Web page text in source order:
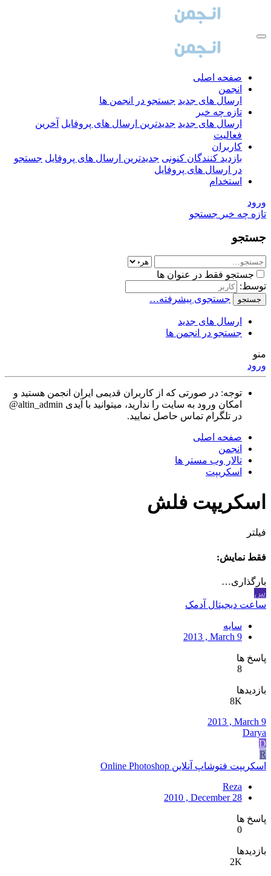
صفحه اصلی
انجمن
ارسال های جدید جستجو در انجمن ها
تازه چه خبر
ارسال های جدید جدیدترین ارسال های پروفایل آخرین
فعالیت
کاربران
بازدید کنندگان کنونی جدیدترین ارسال های پروفایل جستجو
در ارسال های پروفایل
استخدام
ورود
تازه چه خبر جستجو
جستجو
جستجو فقط در عنوان ها
توسط:
جستجو جستجوی پیشرفته…
ارسال های جدید
جستجو در انجمن ها
منو
ورود
توجه: در صورتی که از کاربران قدیمی ایران انجمن هستید و
امکان ورود به سایت را ندارید، میتوانید با آیدی altin_admin@
در تلگرام تماس حاصل نمایید.
صفحه اصلی
انجمن
تالار وب مستر ها
اسکریپت
اسکریپت فلش
فیلتر
فقط نمایش:
بارگذاری…
س
ساعت دیجیتال آدمک
سایه
2013 , March 9
پاسخ ها
8
بازدیدها
8K
2013 , March 9
Darya
D
R
اسکریپت فتوشاپ آنلاین Online Photoshop
Reza
2010 , December 28
پاسخ ها
0
بازدیدها
2K